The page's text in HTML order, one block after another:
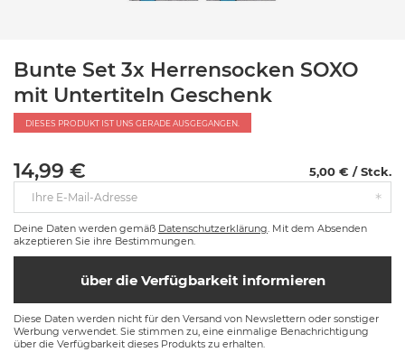
Bunte Set 3x Herrensocken SOXO
mit Untertiteln Geschenk
DIESES PRODUKT IST UNS GERADE AUSGEGANGEN.
14,99 € 5,00 € / Stck.
Ihre E-Mail-Adresse
Deine Daten werden gemäß Datenschutzerklärung. Mit dem Absenden
akzeptieren Sie ihre Bestimmungen.
über die Verfügbarkeit informieren
Diese Daten werden nicht für den Versand von Newslettern oder sonstiger
Werbung verwendet. Sie stimmen zu, eine einmalige Benachrichtigung
über die Verfügbarkeit dieses Produkts zu erhalten.